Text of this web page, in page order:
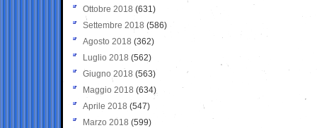
Ottobre 2018 (631)
Settembre 2018 (586)
Agosto 2018 (362)
Luglio 2018 (562)
Giugno 2018 (563)
Maggio 2018 (634)
Aprile 2018 (547)
Marzo 2018 (599)